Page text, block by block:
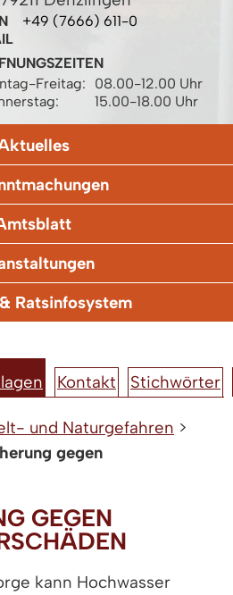
+49 (7666) 611-0
Freitag:
08.00-12.00 Uhr
15.00-18.00 Uhr
Ratsinfosystem
Kontakt Stichwörter
und Naturgefahren >
gegen
GEGEN
kann Hochwasser